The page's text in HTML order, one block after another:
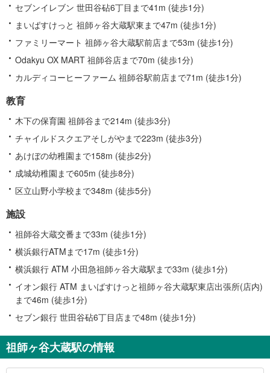
セブンイレブン 世田谷砧6丁目まで41m (徒歩1分)
まいばすけっと 祖師ヶ谷大蔵駅東まで47m (徒歩1分)
ファミリーマート 祖師ヶ谷大蔵駅前店まで53m (徒歩1分)
Odakyu OX MART 祖師谷店まで70m (徒歩1分)
カルディコーヒーファーム 祖師谷駅前店まで71m (徒歩1分)
教育
木下の保育園 祖師谷まで214m (徒歩3分)
チャイルドスクエアそしがやまで223m (徒歩3分)
あけぼの幼稚園まで158m (徒歩2分)
成城幼稚園まで605m (徒歩8分)
区立山野小学校まで348m (徒歩5分)
施設
祖師谷大蔵交番まで33m (徒歩1分)
横浜銀行ATMまで17m (徒歩1分)
横浜銀行 ATM 小田急祖師ヶ谷大蔵駅まで33m (徒歩1分)
イオン銀行 ATM まいばすけっと祖師ヶ谷大蔵駅東店出張所(店内)
まで46m (徒歩1分)
セブン銀行 世田谷砧6丁目店まで48m (徒歩1分)
祖師ヶ谷大蔵駅の情報